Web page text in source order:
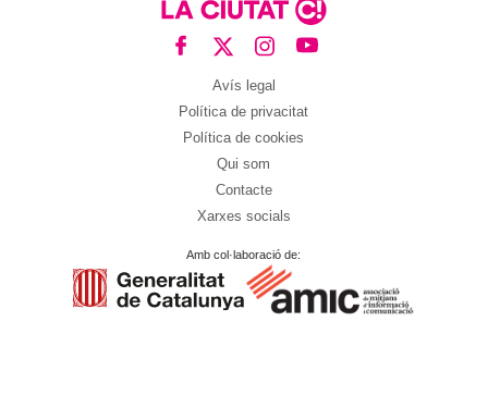
Avís legal
Política de privacitat
Política de cookies
Qui som
Contacte
Xarxes socials
Amb col·laboració de: